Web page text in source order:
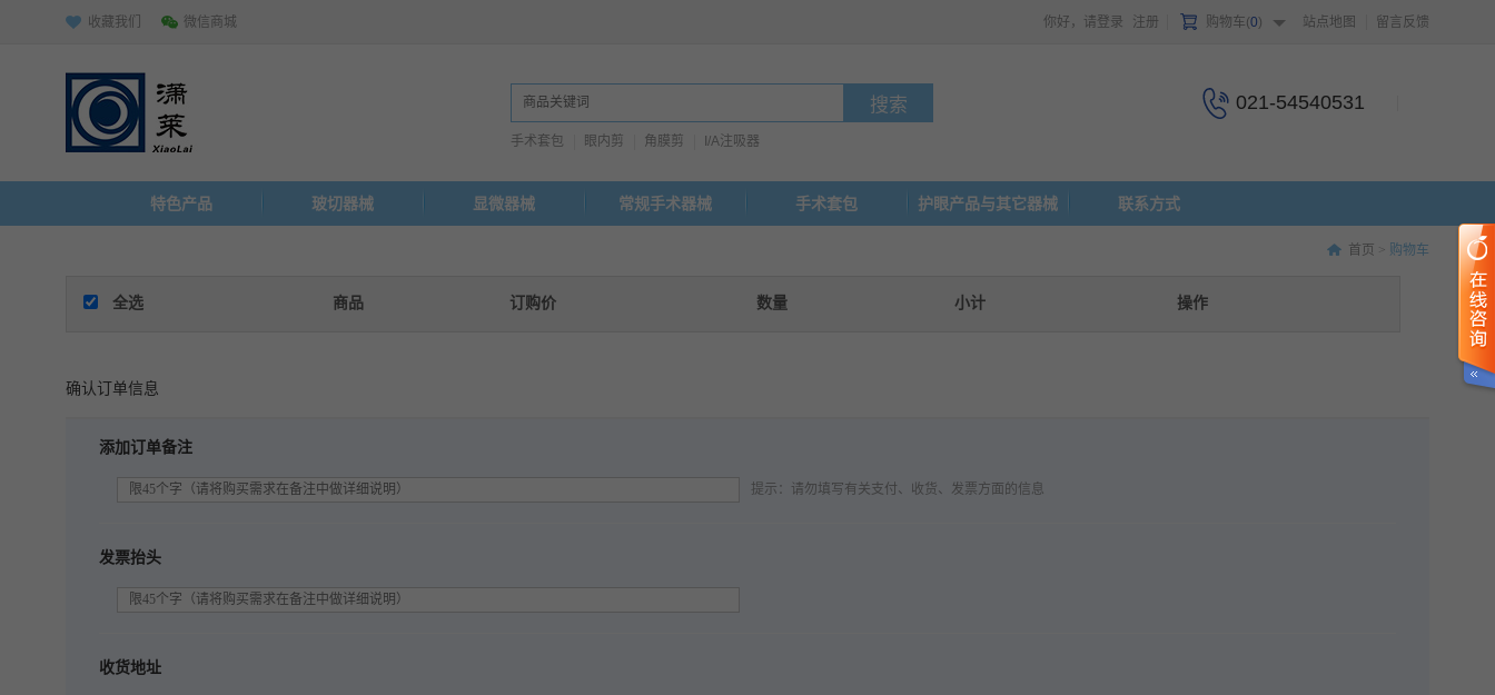
收藏我们 微信商城 你好，请登录 注册 购物车(0) 站点地图 留言反馈
手术套包 眼内剪 角膜剪 I/A注吸器
021-54540531
特色产品 玻切器械 显微器械 常规手术器械 手术套包 护眼产品与其它器械 联系方式
首页 > 购物车
全选 商品 订购价 数量 小计 操作
确认订单信息
添加订单备注
提示：请勿填写有关支付、收货、发票方面的信息
发票抬头
收货地址